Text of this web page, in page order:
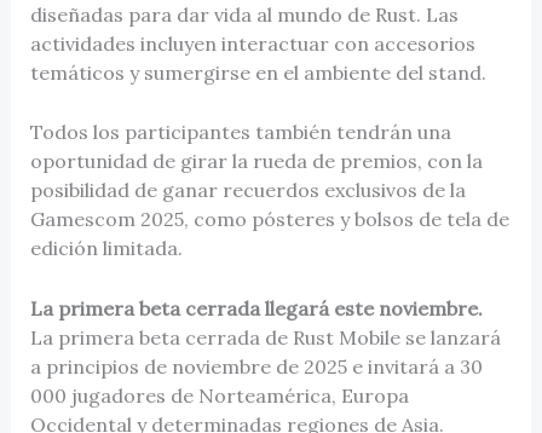
diseñadas para dar vida al mundo de Rust. Las
actividades incluyen interactuar con accesorios
temáticos y sumergirse en el ambiente del stand.
Todos los participantes también tendrán una
oportunidad de girar la rueda de premios, con la
posibilidad de ganar recuerdos exclusivos de la
Gamescom 2025, como pósteres y bolsos de tela de
edición limitada.
La primera beta cerrada llegará este noviembre.
La primera beta cerrada de Rust Mobile se lanzará
a principios de noviembre de 2025 e invitará a 30
000 jugadores de Norteamérica, Europa
Occidental y determinadas regiones de Asia.